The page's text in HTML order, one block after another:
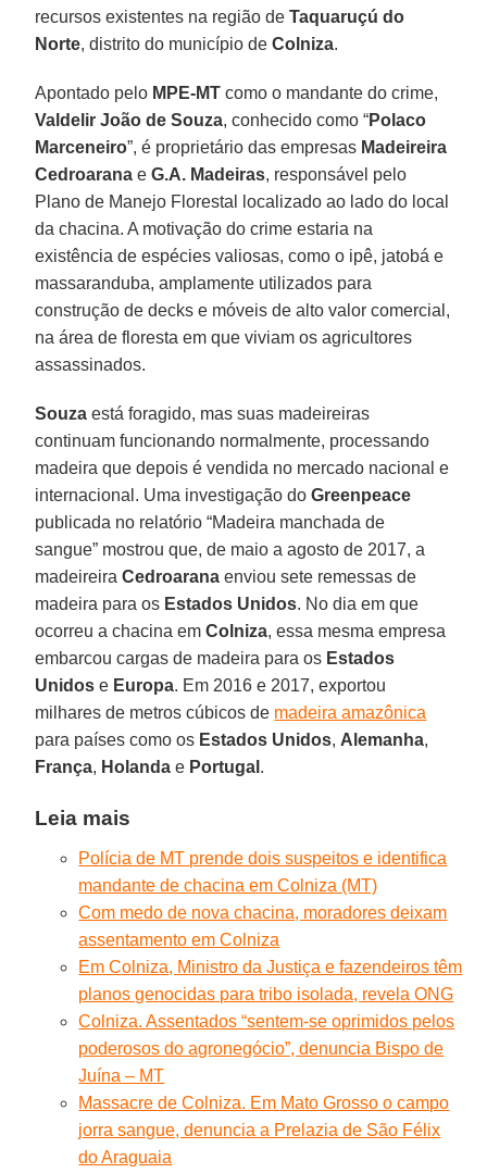
recursos existentes na região deTaquaruçú do
Norte, distrito do município deColniza.
Apontado pelo MPE-MT como o mandante do crime,
Valdelir João de Souza, conhecido como “Polaco
Marceneiro”, é proprietário das empresas Madeireira
Cedroarana eG.A. Madeiras, responsável pelo
Plano de Manejo Florestal localizado ao lado do local
da chacina. A motivação do crime estaria na
existência de espécies valiosas, como o ipê, jatobá e
massaranduba, amplamente utilizados para
construção de decks e móveis de alto valor comercial,
na área de floresta em que viviam os agricultores
assassinados.
Souza está foragido, mas suas madeireiras
continuam funcionando normalmente, processando
madeira que depois é vendida no mercado nacional e
internacional. Uma investigação doGreenpeace
publicada no relatório “Madeira manchada de
sangue” mostrou que, de maio a agosto de 2017, a
madeireiraCedroarana enviou sete remessas de
madeira para os Estados Unidos. No dia em que
ocorreu a chacina emColniza, essa mesma empresa
embarcou cargas de madeira para os Estados
Unidos e Europa. Em 2016 e 2017, exportou
milhares de metros cúbicos de madeira amazônica
para países como os Estados Unidos, Alemanha,
França, Holanda e Portugal .
Leia mais
Polícia de MT prende dois suspeitos e identifica
mandante de chacina em Colniza (MT)
Com medo de nova chacina, moradores deixam
assentamento em Colniza
Em Colniza, Ministro da Justiça e fazendeiros têm
planos genocidas para tribo isolada, revela ONG
Colniza. Assentados “sentem-se oprimidos pelos
poderosos do agronegócio”, denuncia Bispo de
Juína – MT
Massacre de Colniza. Em Mato Grosso o campo
jorra sangue, denuncia a Prelazia de São Félix
do Araguaia